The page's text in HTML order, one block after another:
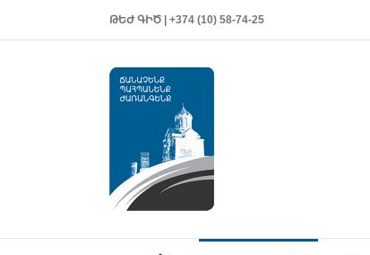
ԹԵԺ ԳԻԾ | +374 (10) 58-74-25